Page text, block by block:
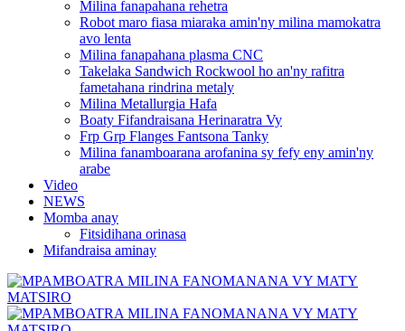
Milina fanapahana rehetra
Robot maro fiasa miaraka amin'ny milina mamokatra
avo lenta
Milina fanapahana plasma CNC
Takelaka Sandwich Rockwool ho an'ny rafitra
fametahana rindrina metaly
Milina Metallurgia Hafa
Boaty Fifandraisana Herinaratra Vy
Frp Grp Flanges Fantsona Tanky
Milina fanamboarana arofanina sy fefy eny amin'ny
arabe
Video
NEWS
Momba anay
Fitsidihana orinasa
Mifandraisa aminay